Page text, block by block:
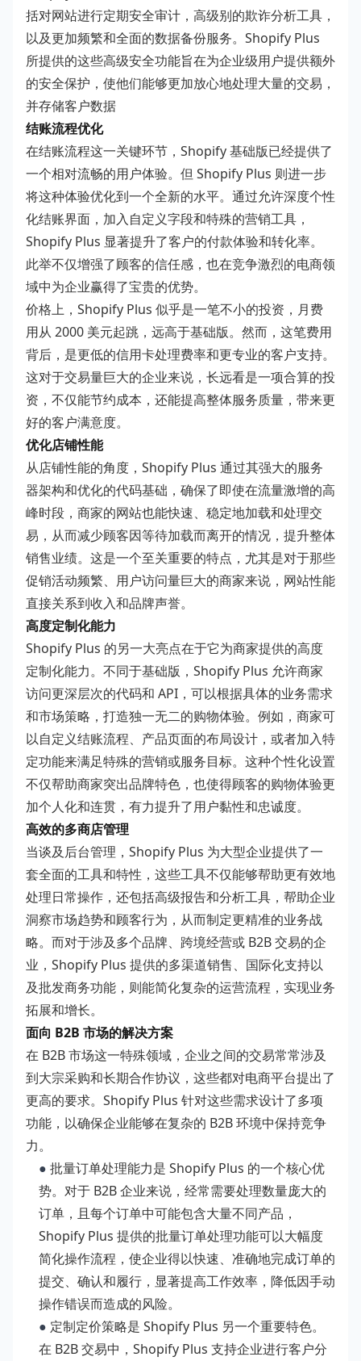
括对网站进行定期安全审计，高级别的欺诈分析工具，
以及更加频繁和全面的数据备份服务。Shopify Plus
所提供的这些高级安全功能旨在为企业级用户提供额外
的安全保护，使他们能够更加放心地处理大量的交易，
并存储客户数据
结账流程优化
在结账流程这一关键环节，Shopify 基础版已经提供了
一个相对流畅的用户体验。但 Shopify Plus 则进一步
将这种体验优化到一个全新的水平。通过允许深度个性
化结账界面，加入自定义字段和特殊的营销工具，
Shopify Plus 显著提升了客户的付款体验和转化率。
此举不仅增强了顾客的信任感，也在竞争激烈的电商领
域中为企业赢得了宝贵的优势。
价格上，Shopify Plus 似乎是一笔不小的投资，月费
用从 2000 美元起跳，远高于基础版。然而，这笔费用
背后，是更低的信用卡处理费率和更专业的客户支持。
这对于交易量巨大的企业来说，长远看是一项合算的投
资，不仅能节约成本，还能提高整体服务质量，带来更
好的客户满意度。
优化店铺性能
从店铺性能的角度，Shopify Plus 通过其强大的服务
器架构和优化的代码基础，确保了即使在流量激增的高
峰时段，商家的网站也能快速、稳定地加载和处理交
易，从而减少顾客因等待加载而离开的情况，提升整体
销售业绩。这是一个至关重要的特点，尤其是对于那些
促销活动频繁、用户访问量巨大的商家来说，网站性能
直接关系到收入和品牌声誉。
高度定制化能力
Shopify Plus 的另一大亮点在于它为商家提供的高度
定制化能力。不同于基础版，Shopify Plus 允许商家
访问更深层次的代码和 API，可以根据具体的业务需求
和市场策略，打造独一无二的购物体验。例如，商家可
以自定义结账流程、产品页面的布局设计，或者加入特
定功能来满足特殊的营销或服务目标。这种个性化设置
不仅帮助商家突出品牌特色，也使得顾客的购物体验更
加个人化和连贯，有力提升了用户黏性和忠诚度。
高效的多商店管理
当谈及后台管理，Shopify Plus 为大型企业提供了一
套全面的工具和特性，这些工具不仅能够帮助更有效地
处理日常操作，还包括高级报告和分析工具，帮助企业
洞察市场趋势和顾客行为，从而制定更精准的业务战
略。而对于涉及多个品牌、跨境经营或 B2B 交易的企
业，Shopify Plus 提供的多渠道销售、国际化支持以
及批发商务功能，则能简化复杂的运营流程，实现业务
拓展和增长。
面向 B2B 市场的解决方案
在 B2B 市场这一特殊领域，企业之间的交易常常涉及
到大宗采购和长期合作协议，这些都对电商平台提出了
更高的要求。Shopify Plus 针对这些需求设计了多项
功能，以确保企业能够在复杂的 B2B 环境中保持竞争
力。
● 批量订单处理能力是 Shopify Plus 的一个核心优
势。对于 B2B 企业来说，经常需要处理数量庞大的
订单，且每个订单中可能包含大量不同产品，
Shopify Plus 提供的批量订单处理功能可以大幅度
简化操作流程，使企业得以快速、准确地完成订单的
提交、确认和履行，显著提高工作效率，降低因手动
操作错误而造成的风险。
● 定制定价策略是 Shopify Plus 另一个重要特色。
在 B2B 交易中，Shopify Plus 支持企业进行客户分